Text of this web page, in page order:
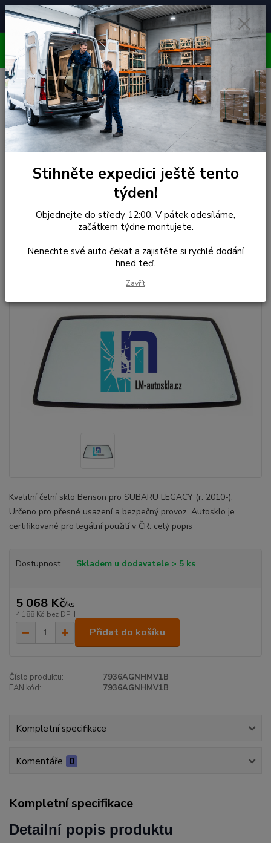
🚘
Čelní skla pro
unikátní vozy
📞
Poradenství
ZDARMA
⭐ 4.7/5 (50 recenzí)
OBJEDNÁVEJTE DO STŘEDY 12:00 - KAŽDÝ PÁTEK
EXPEDUJEME!!
Menu
Hledat
0 ks
za 0,00 Kč
Čelní Sklo - SUBARU
LEGACY (r.2010-)
Kvalitní čelní sklo Benson pro SUBARU LEGACY (r. 2010-).
Určeno pro přesné usazení a bezpečný provoz. Autosklo je
certifikované pro legální použití v ČR. celý popis
Dostupnost Skladem u dodavatele > 5 ks
5 068 Kč/ks
4 188 Kč bez DPH
Přidat do košíku
Číslo produktu:
7936AGNHMV1B
EAN kód:
7936AGNHMV1B
Kompletní specifikace
Komentáře 0
Kompletní specifikace
Detailní popis produktu
Stihněte expedici ještě tento
týden!
Objednejte do středy 12:00. V pátek odesíláme,
začátkem týdne montujete.
Nenechte své auto čekat a zajistěte si rychlé dodání
hned teď.
Zavřít